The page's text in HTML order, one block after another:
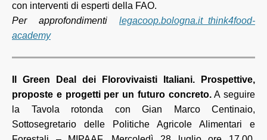
con interventi di esperti della FAO.
Per approfondimenti legacoop.bologna.it_think4food-
academy
Il Green Deal dei Florovivaisti Italiani. Prospettive,
proposte e progetti per un futuro concreto.A seguire
la Tavola rotonda con Gian Marco Centinaio,
Sottosegretario delle Politiche Agricole Alimentari e